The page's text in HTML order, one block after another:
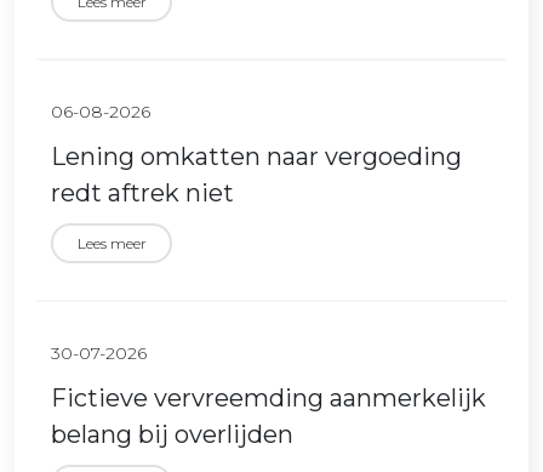
06-08-2026
Lening omkatten naar vergoeding
redt aftrek niet
Lees meer
30-07-2026
Fictieve vervreemding aanmerkelijk
belang bij overlijden